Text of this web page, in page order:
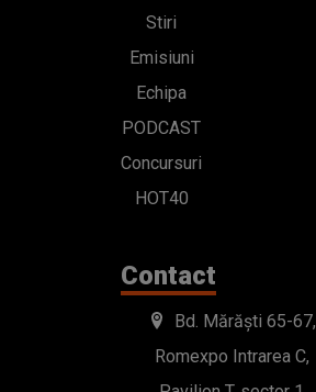
Stiri
Emisiuni
Echipa
PODCAST
Concursuri
HOT40
Contact
Bd. Mărăști 65-67,
Romexpo Intrarea C,